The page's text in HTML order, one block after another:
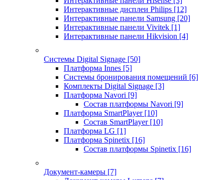
Интерактивные дисплеи Philips [12]
Интерактивные панели Samsung [20]
Интерактивные панели Vivitek [1]
Интерактивные панели Hikvision [4]
Системы Digital Signage [50]
Платформа Innes [5]
Системы бронирования помещений [6]
Комплекты Digital Signage [3]
Платформа Navori [9]
Состав платформы Navori [9]
Платформа SmartPlayer [10]
Состав SmartPlayer [10]
Платформа LG [1]
Платформа Spinetix [16]
Состав платформы Spinetix [16]
Документ-камеры [7]